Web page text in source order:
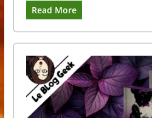
Read More